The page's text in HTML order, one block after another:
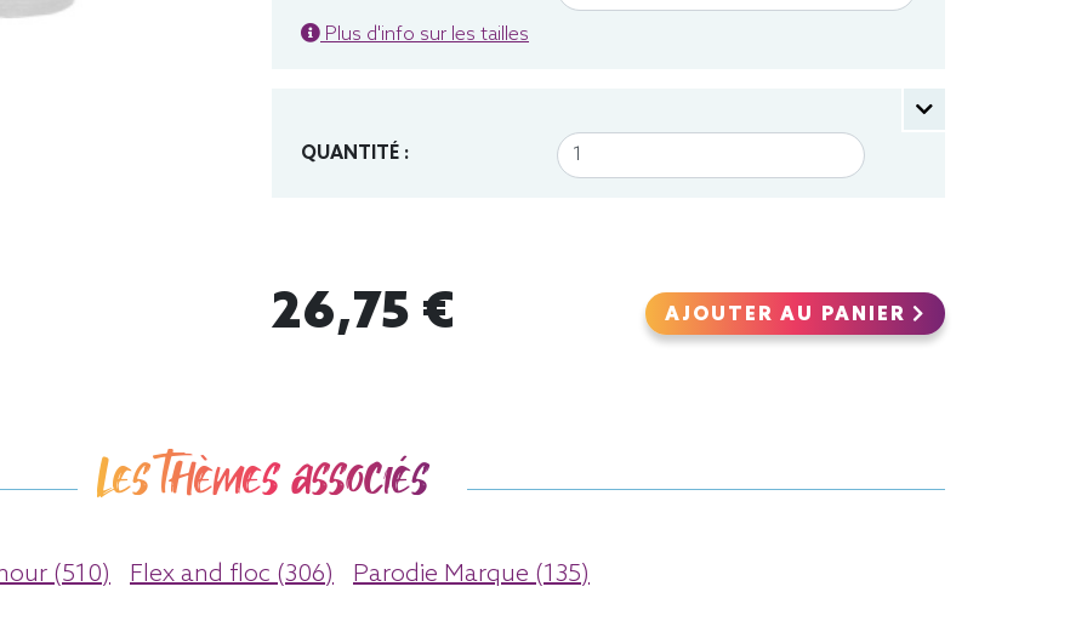
Plus d'info sur les tailles
QUANTITÉ :
26,75 € AJOUTER AU PANIER
Les thèmes associés
(510) Flex and floc (306) Parodie Marque (135)